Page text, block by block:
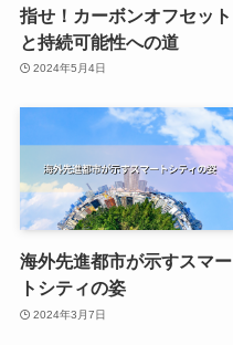
指せ！カーボンオフセット
と持続可能性への道
2024年5月4日
海外先進都市が示すスマー
トシティの姿
2024年3月7日